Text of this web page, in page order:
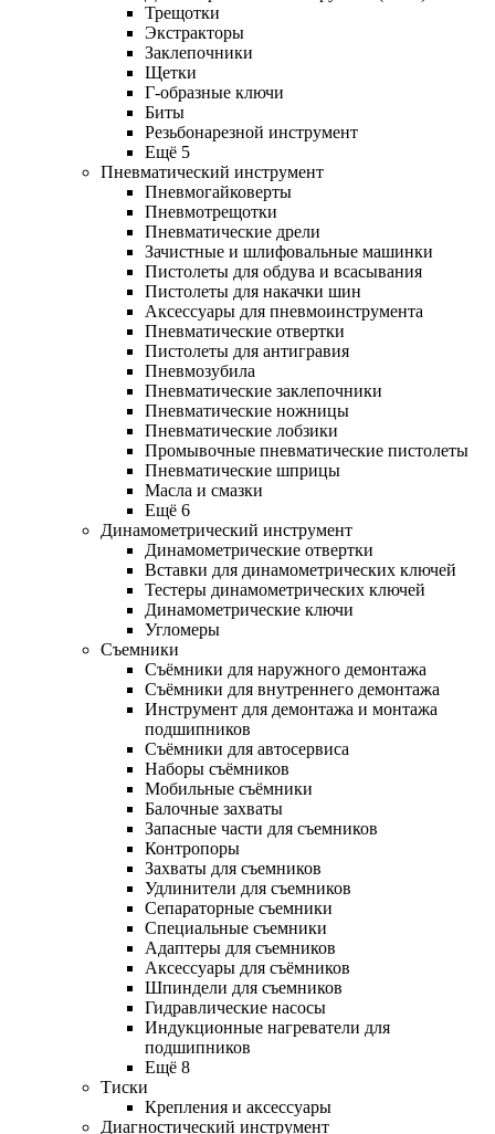
Трещотки
Экстракторы
Заклепочники
Щетки
Г-образные ключи
Биты
Резьбонарезной инструмент
Ещё 5
Пневматический инструмент
Пневмогайковерты
Пневмотрещотки
Пневматические дрели
Зачистные и шлифовальные машинки
Пистолеты для обдува и всасывания
Пистолеты для накачки шин
Аксессуары для пневмоинструмента
Пневматические отвертки
Пистолеты для антигравия
Пневмозубила
Пневматические заклепочники
Пневматические ножницы
Пневматические лобзики
Промывочные пневматические пистолеты
Пневматические шприцы
Масла и смазки
Ещё 6
Динамометрический инструмент
Динамометрические отвертки
Вставки для динамометрических ключей
Тестеры динамометрических ключей
Динамометрические ключи
Угломеры
Съемники
Съёмники для наружного демонтажа
Съёмники для внутреннего демонтажа
Инструмент для демонтажа и монтажа
подшипников
Съёмники для автосервиса
Наборы съёмников
Мобильные съёмники
Балочные захваты
Запасные части для съемников
Контропоры
Захваты для съемников
Удлинители для съемников
Сепараторные съемники
Специальные съемники
Адаптеры для съемников
Аксессуары для съёмников
Шпиндели для съемников
Гидравлические насосы
Индукционные нагреватели для
подшипников
Ещё 8
Тиски
Крепления и аксессуары
Диагностический инструмент